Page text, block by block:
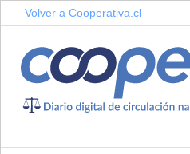
Volver a Cooperativa.cl